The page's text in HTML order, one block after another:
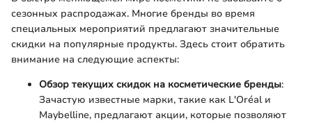
сезонных распродажах. Многие бренды во время
специальных мероприятий предлагают значительные
скидки на популярные продукты. Здесь стоит обратить
внимание на следующие аспекты:
Обзор текущих скидок на косметические бренды:
Зачастую известные марки, такие как L'Oréal и
Maybelline, предлагают акции, которые позволяют